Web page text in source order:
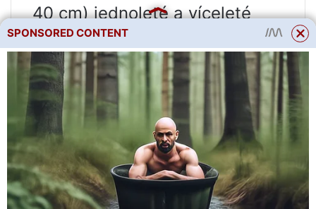
40 cm) jednoleté a víceleté
odrůdy aster. Mají sloupcovitý
nebo rozložitý tvar s
kulovitými, polokulovitými a
plochými květenstvími. Elena
Vecherina, autorka knihy
Chryzantémy, astry, jiřiny a
jiné podzimní květiny, věří, že
SPONSORED CONTENT